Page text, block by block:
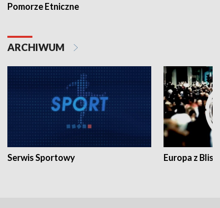
Pomorze Etniczne
ARCHIWUM
Serwis Sportowy Europa z